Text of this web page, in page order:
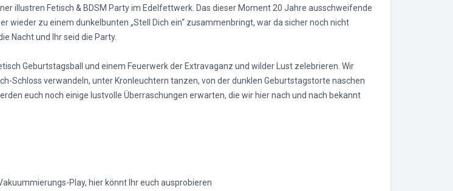
illustren Fetisch & BDSM Party im Edelfettwerk. Das dieser Moment 20 Jahre ausschweifende
wieder zu einem dunkelbunten „Stell Dich ein“ zusammenbringt, war da sicher noch nicht
Nacht und Ihr seid die Party.
Geburtstagsball und einem Feuerwerk der Extravaganz und wilder Lust zelebrieren. Wir
Schloss verwandeln, unter Kronleuchtern tanzen, von der dunklen Geburtstagstorte naschen
euch noch einige lustvolle Überraschungen erwarten, die wir hier nach und nach bekannt
Play, hier könnt Ihr euch ausprobieren